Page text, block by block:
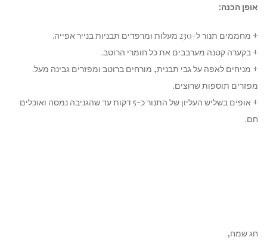
אופן הכנה:
+ מחממים תנור ל-230 מעלות ומרפדים תבניות בנייר אפייה.
+ בקערה קטנה מערבבים את כל חומרי הרוטב.
+ מניחים לאפה על גבי תבנית, מורחים ברוטב ומפזרים גבינה מעל.
מפזרים תוספות שרוצים.
+ אופים בשליש העליון של התנור כ-5 דקות עד שהגניבה נמסה ואוכלים
חם.
חג שמח,